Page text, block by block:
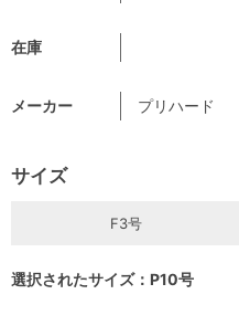
在庫
メーカー プリハード
サイズ
F3号
選択されたサイズ：P10号